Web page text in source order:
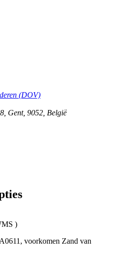
(DOV)
, Gent, 9052, België
)
voorkomen Zand van